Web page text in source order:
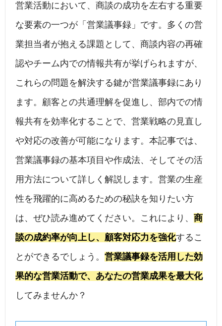
営業活動において、商談の成功を左右する重要
な要素の一つが「営業議事録」です。多くの営
業担当者が抱える課題として、商談内容の再確
認やチーム内での情報共有が挙げられますが、
これらの問題を解決する鍵が営業議事録にあり
ます。顧客との共通理解を促進し、部内での情
報共有を効率化することで、営業戦略の見直し
や対応の改善が可能になります。本記事では、
営業議事録の基本項目や作成法、そしてその活
用方法について詳しく解説します。営業の生産
性を飛躍的に高めるための秘訣を知りたい方
は、ぜひ読み進めてください。これにより、 商
談の成約率が向上し、顧客対応力を強化するこ
とができるでしょう。 営業議事録を活用した効
果的な営業活動で、あなたの営業成果を最大化
してみませんか？